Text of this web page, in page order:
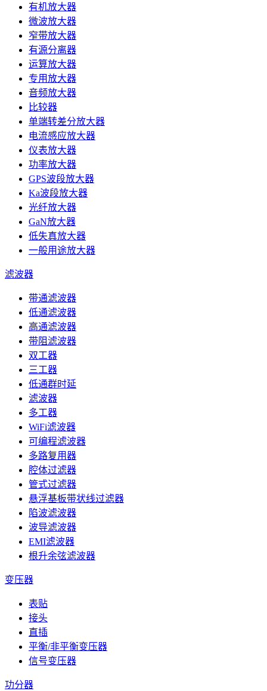
有机放大器
微波放大器
窄带放大器
有源分离器
运算放大器
专用放大器
音频放大器
比较器
单端转差分放大器
电流感应放大器
仪表放大器
功率放大器
GPS波段放大器
Ka波段放大器
光纤放大器
GaN放大器
低失真放大器
一般用途放大器
滤波器
带通滤波器
低通滤波器
高通滤波器
带阻滤波器
双工器
三工器
低通群时延
滤波器
多工器
WiFi滤波器
可编程滤波器
多路复用器
腔体过滤器
管式过滤器
悬浮基板带状线过滤器
陷波滤波器
波导滤波器
EMI滤波器
根升余弦滤波器
变压器
表贴
接头
直插
平衡/非平衡变压器
信号变压器
功分器